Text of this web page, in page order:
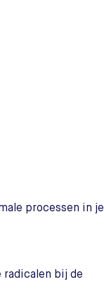
processen in je
radicalen bij de